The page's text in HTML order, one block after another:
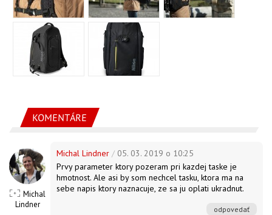
KOMENTÁRE
Michal
Lindner
Michal Lindner / 05. 03. 2019 o 10:25
Prvy parameter ktory pozeram pri kazdej taske je
hmotnost. Ale asi by som nechcel tasku, ktora ma na
sebe napis ktory naznacuje, ze sa ju oplati ukradnut.
odpovedať